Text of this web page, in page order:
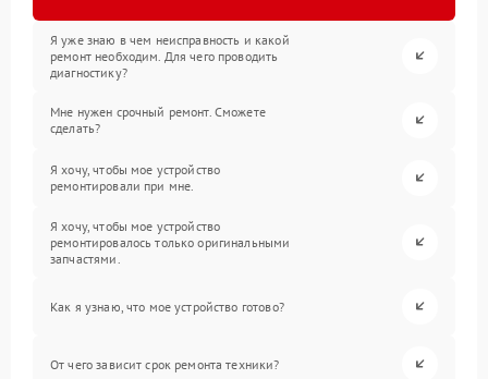
Я уже знаю в чем неисправность и какой
ремонт необходим. Для чего проводить
диагностику?
Мне нужен срочный ремонт. Сможете
сделать?
Я хочу, чтобы мое устройство
ремонтировали при мне.
Я хочу, чтобы мое устройство
ремонтировалось только оригинальными
запчастями.
Как я узнаю, что мое устройство готово?
От чего зависит срок ремонта техники?